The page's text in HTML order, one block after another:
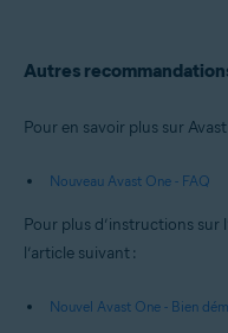
Autres
Pour en savoir plus sur
Nouveau Avast One - FAQ
Pour plus d’instructions sur
l’article suivant :
Nouvel Avast One - Bien